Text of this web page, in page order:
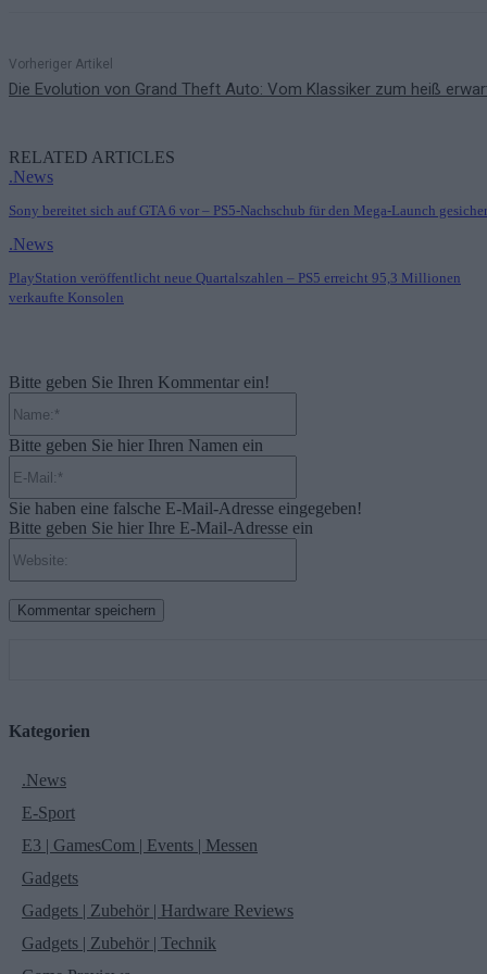
Vorheriger Artikel
Die Evolution von Grand Theft Auto: Vom Klassiker zum heiß
RELATED ARTICLES
.News
Sony bereitet sich auf GTA 6 vor – PS5-Nachschub für den Mega-Launch
.News
PlayStation veröffentlicht neue Quartalszahlen – PS5 erreicht 95,3 Millionen
verkaufte Konsolen
Bitte geben Sie Ihren Kommentar ein!
Bitte geben Sie hier Ihren Namen ein
Sie haben eine falsche E-Mail-Adresse eingegeben!
Bitte geben Sie hier Ihre E-Mail-Adresse ein
Kategorien
.News
E-Sport
E3 | GamesCom | Events | Messen
Gadgets
Gadgets | Zubehör | Hardware Reviews
Gadgets | Zubehör | Technik